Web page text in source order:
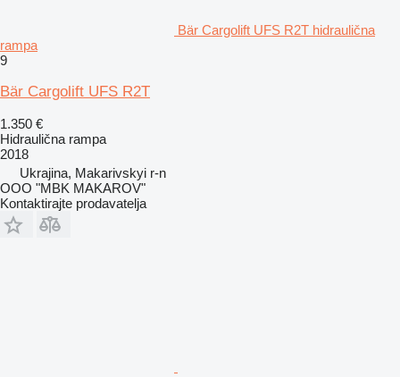
Bär Cargolift UFS R2T hidraulična
rampa
9
Bär Cargolift UFS R2T
1.350 €
Hidraulična rampa
2018
Ukrajina, Makarivskyi r-n
OOO "MBK MAKAROV"
Kontaktirajte prodavatelja